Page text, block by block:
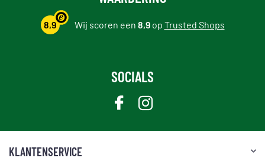
8,9 Wij scoren een 8,9op Trusted Shops
SOCIALS
KLANTENSERVICE